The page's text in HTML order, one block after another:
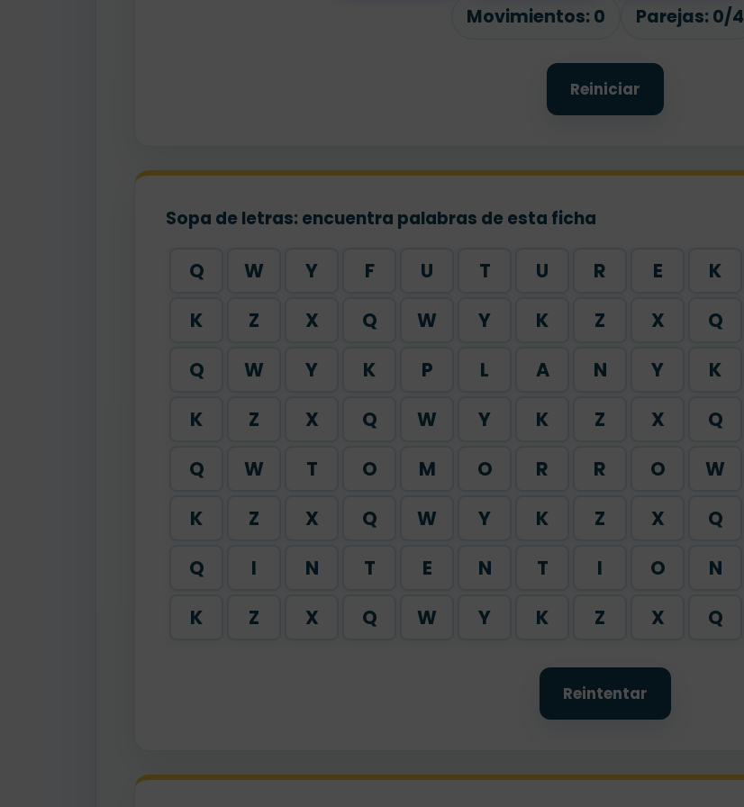
Movimientos: 0 Parejas: 0/4
Reiniciar
Sopa de letras: encuentra palabras de esta ficha
Q W Y F U T U R E K
K
Z X Q W Y K Z X Q
Q
W Y K P L A N Y K
K
Z X Q W Y K Z X Q
Q
W T O M O R R O W
K
Z X Q W Y K Z X Q
Q
I N T E N T I O N
K
Z X Q W Y K Z X Q
Reintentar